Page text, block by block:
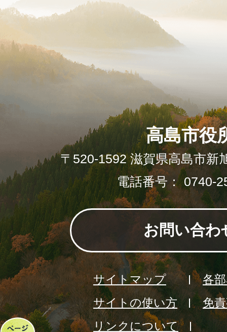
ペ
高島市役
〒520-1592 滋賀県高島市新
電話番号： 0740-
お問い合わ
サイトマップ
各
サイトの使い方
免
リンクについて